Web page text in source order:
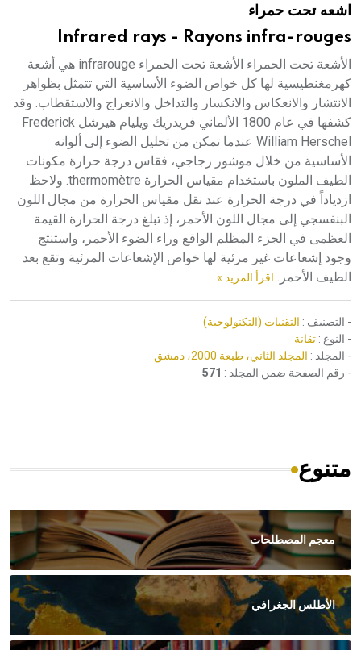
هيئة الموسوعة العربية تطلق موسوعات جديدة في عام 2026اشعه تحت حمراء
Infrared rays - Rayons infra-rouges
الأشعة تحت الحمراء الأشعة تحت الحمراء infrarouge هي أشعة
كهرمغنطيسية لها كل خواص الضوء الأساسية التي تتمثل بظواهر
الانتشار والانعكاس والانكسار والتداخل والانعراج والاستقطاب. وقد
كشفها في عام 1800 الألماني فريدريك ويليام هيرشل Frederick
William Herschel عندما تمكن من تحليل الضوء إلى ألوانه
الأساسية من خلال موشور زجاجي، فقاس درجة حرارة مكونات
الطيف الملون باستخدام مقياس الحرارة thermomètre. ولاحظ
ازدياداً في درجة الحرارة عند نقل مقياس الحرارة من مجال اللون
البنفسجي إلى مجال اللون الأحمر، إذ تبلغ درجة الحرارة القيمة
العظمى في الجزء المظلم الواقع وراء الضوء الأحمر، واستنتج
وجود إشعاعات غير مرئية لها خواص الإشعاعات المرئية وتقع بعد
الطيف الأحمر. اقرأ المزيد »
- التصنيف : التقنيات (التكنولوجية)
- النوع : تقانة
- المجلد : المجلد الثاني، طبعة 2000، دمشق
- رقم الصفحة ضمن المجلد : 571
متنوع
معجم المصطلحات
الأطلس الجغرافي